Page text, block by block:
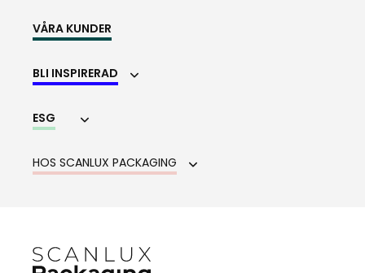
VÅRA KUNDER
BLI INSPIRERAD
ESG
HOS SCANLUX PACKAGING